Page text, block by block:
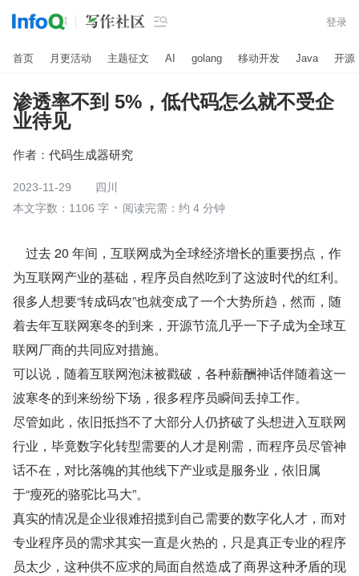
 登录
首页 月更活动 主题征文 AI golang 移动开发 Java 开源
渗透率不到 5%，低代码怎么就不受企
业待见
作者： 代码生成器研究
2023-11-29
四川
本文字数：1106 字
阅读完需：约 4 分钟
为互联网产业的基础，程序员自然吃到了这波时代的红利。
很多人想要“转成码农”也就变成了一个大势所趋，然而，随
着去年互联网寒冬的到来，开源节流几乎一下子成为全球互
联网厂商的共同应对措施。
可以说，随着互联网泡沫被戳破，各种薪酬神话伴随着这一
波寒冬的到来纷纷下场，很多程序员瞬间丢掉工作。
尽管如此，依旧抵挡不了大部分人仍挤破了头想进入互联网
行业，毕竟数字化转型需要的人才是刚需，而程序员尽管神
话不在，对比落魄的其他线下产业或是服务业，依旧属
于“瘦死的骆驼比马大”。
真实的情况是企业很难招揽到自己需要的数字化人才，而对
专业程序员的需求其实一直是火热的，只是真正专业的程序
员太少，这种供不应求的局面自然造成了商界这种矛盾的现